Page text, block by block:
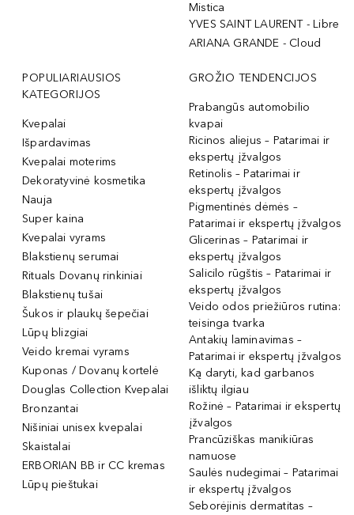
Mistica
YVES SAINT LAURENT - Libre
ARIANA GRANDE - Cloud
POPULIARIAUSIOS
KATEGORIJOS
Kvepalai
Išpardavimas
Kvepalai moterims
Dekoratyvinė kosmetika
Nauja
Super kaina
Kvepalai vyrams
Blakstienų serumai
Rituals Dovanų rinkiniai
Blakstienų tušai
Šukos ir plaukų šepečiai
Lūpų blizgiai
Veido kremai vyrams
Kuponas / Dovanų kortelė
Douglas Collection Kvepalai
Bronzantai
Nišiniai unisex kvepalai
Skaistalai
ERBORIAN BB ir CC kremas
Lūpų pieštukai
GROŽIO TENDENCIJOS
Prabangūs automobilio
kvapai
Ricinos aliejus – Patarimai ir
ekspertų įžvalgos
Retinolis – Patarimai ir
ekspertų įžvalgos
Pigmentinės dėmės –
Patarimai ir ekspertų įžvalgos
Glicerinas – Patarimai ir
ekspertų įžvalgos
Salicilo rūgštis – Patarimai ir
ekspertų įžvalgos
Veido odos priežiūros rutina:
teisinga tvarka
Antakių laminavimas –
Patarimai ir ekspertų įžvalgos
Ką daryti, kad garbanos
išliktų ilgiau
Rožinė – Patarimai ir ekspertų
įžvalgos
Prancūziškas manikiūras
namuose
Saulės nudegimai – Patarimai
ir ekspertų įžvalgos
Seborėjinis dermatitas –